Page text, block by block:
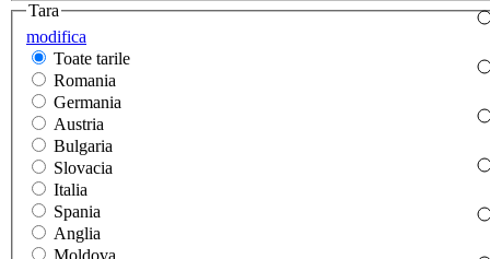
modifica
Tara
Toate tarile
Romania
Germania
Austria
Bulgaria
Slovacia
Italia
Spania
Anglia
Moldova